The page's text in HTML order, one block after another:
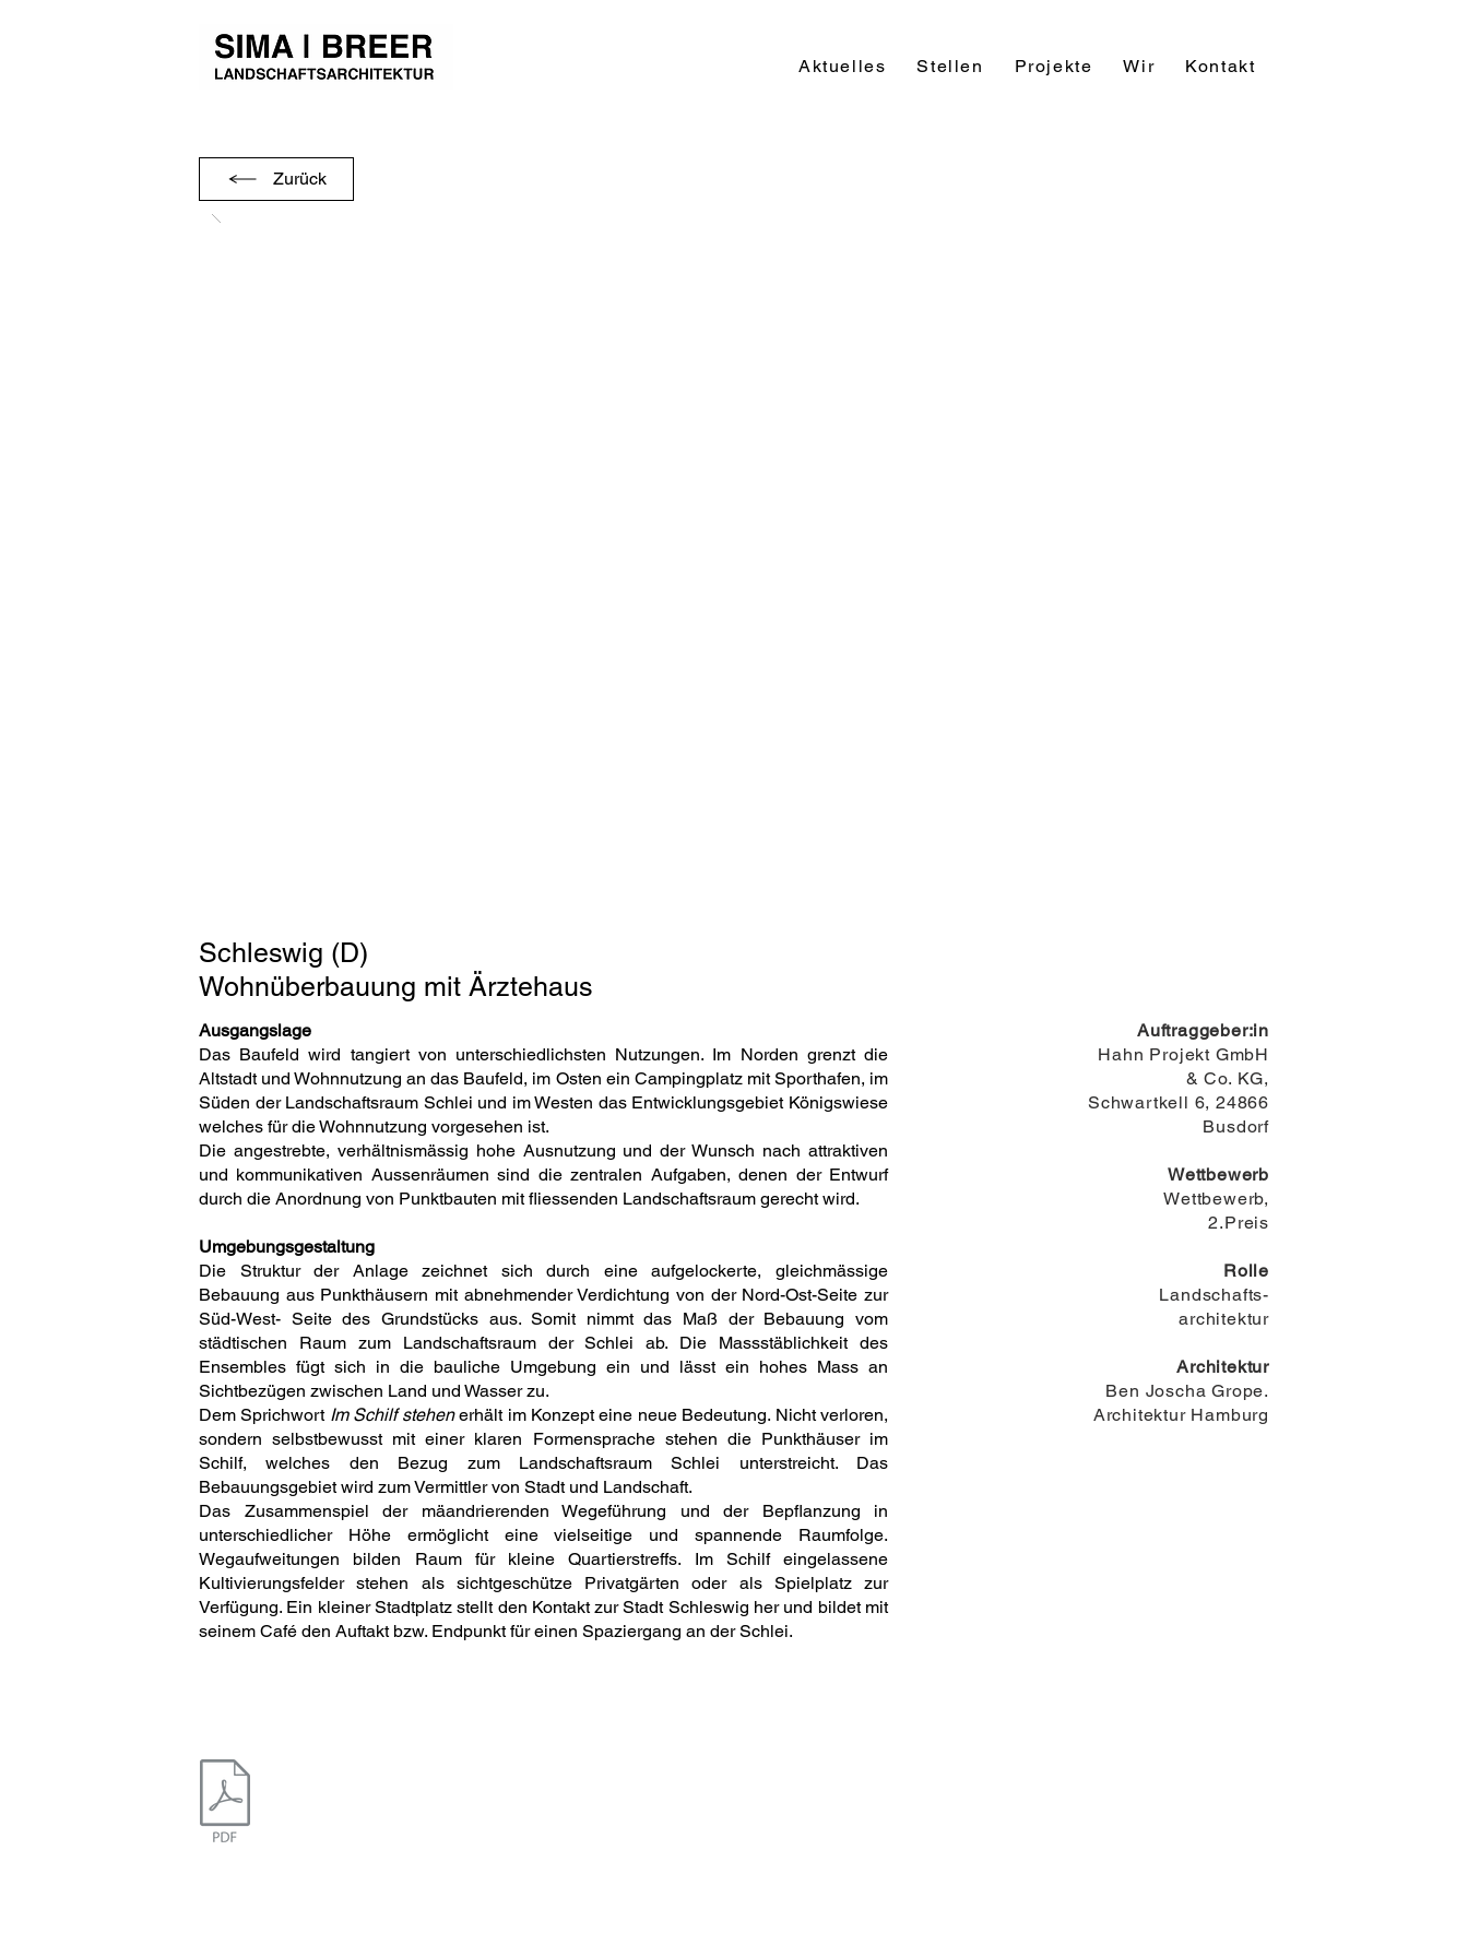
Aktuelles Stellen Projekte Wir Kontakt
Zurück
Schleswig (D)
Wohnüberbauung mit Ärztehaus
Ausgangslage
Das Baufeld wird tangiert von unterschiedlichsten Nutzungen. Im Norden grenzt die
Altstadt und Wohnnutzung an das Baufeld, im Osten ein Campingplatz mit Sporthafen, im
Süden der Landschaftsraum Schlei und im Westen das Entwicklungsgebiet Königswiese
welches für die Wohnnutzung vorgesehen ist.
Die angestrebte, verhältnismässig hohe Ausnutzung und der Wunsch nach attraktiven
und kommunikativen Aussenräumen sind die zentralen Aufgaben, denen der Entwurf
durch die Anordnung von Punktbauten mit fliessenden Landschaftsraum gerecht wird.
Umgebungsgestaltung
Die Struktur der Anlage zeichnet sich durch eine aufgelockerte, gleichmässige
Bebauung aus Punkthäusern mit abnehmender Verdichtung von der Nord-Ost-Seite zur
Süd-West- Seite des Grundstücks aus. Somit nimmt das Maß der Bebauung vom
städtischen Raum zum Landschaftsraum der Schlei ab. Die Massstäblichkeit des
Ensembles fügt sich in die bauliche Umgebung ein und lässt ein hohes Mass an
Sichtbezügen zwischen Land und Wasser zu.
Dem Sprichwort Im Schilf stehenerhält im Konzept eine neue Bedeutung. Nicht verloren,
sondern selbstbewusst mit einer klaren Formensprache stehen die Punkthäuser im
Schilf, welches den Bezug zum Landschaftsraum Schlei unterstreicht. Das
Bebauungsgebiet wird zum Vermittler von Stadt und Landschaft.
Das Zusammenspiel der mäandrierenden Wegeführung und der Bepflanzung in
unterschiedlicher Höhe ermöglicht eine vielseitige und spannende Raumfolge.
Wegaufweitungen bilden Raum für kleine Quartierstreffs. Im Schilf eingelassene
Kultivierungsfelder stehen als sichtgeschütze Privatgärten oder als Spielplatz zur
Verfügung. Ein kleiner Stadtplatz stellt den Kontakt zur Stadt Schleswig her und bildet mit
seinem Café den Auftakt bzw. Endpunkt für einen Spaziergang an der Schlei.
Auftraggeber:in
Hahn Projekt GmbH
& Co. KG,
Schwartkell 6, 24866
Busdorf
Wettbewerb
Wettbewerb,
2.Preis
Rolle
Landschafts-
architektur
Architektur
Ben Joscha Grope.
Architektur Hamburg